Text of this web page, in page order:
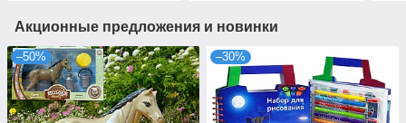
Акционные предложения и новинки
–50% –30%